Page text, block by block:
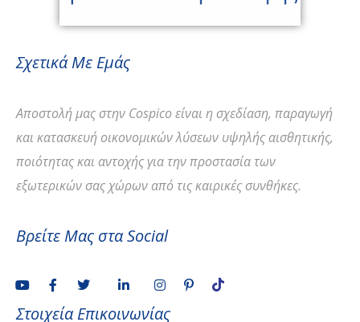
Σχετικά Με Εμάς
Αποστολήμας στην Cospico είναι η σχεδίαση, παραγωγή
και κατασκευή οικονομικών λύσεων υψηλής αισθητικής,
ποιότητας και αντοχής για την προστασία των
εξωτερικών σας χώρων από τις καιρικές συνθήκες.
Βρείτε Μας στα Social
Στοιχεία Επικοινωνίας